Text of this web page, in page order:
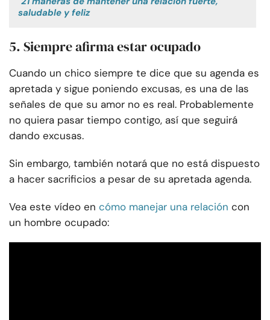
saludable y feliz
5. Siempre afirma estar ocupado
Cuando un chico siempre te dice que su agenda es
apretada y sigue poniendo excusas, es una de las
señales de que su amor no es real. Probablemente
no quiera pasar tiempo contigo, así que seguirá
dando excusas.
Sin embargo, también notará que no está dispuesto
a hacer sacrificios a pesar de su apretada agenda.
Vea este vídeo en cómo manejar una relación con
un hombre ocupado: